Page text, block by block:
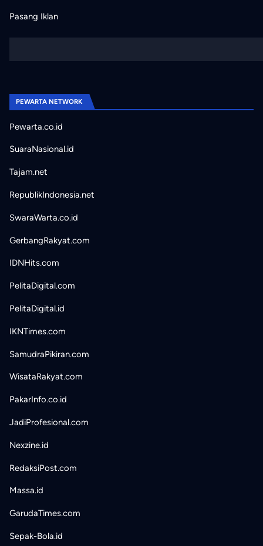
Pasang Iklan
PEWARTA NETWORK
Pewarta.co.id
SuaraNasional.id
Tajam.net
RepublikIndonesia.net
SwaraWarta.co.id
GerbangRakyat.com
IDNHits.com
PelitaDigital.com
PelitaDigital.id
IKNTimes.com
SamudraPikiran.com
WisataRakyat.com
PakarInfo.co.id
JadiProfesional.com
Nexzine.id
RedaksiPost.com
Massa.id
GarudaTimes.com
Sepak-Bola.id